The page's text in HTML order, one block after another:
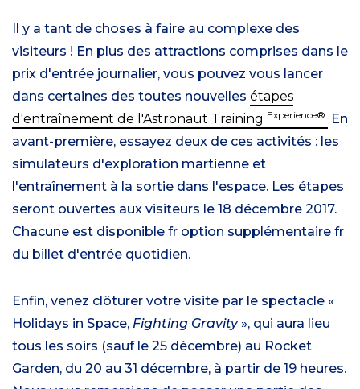
Il y a tant de choses à faire au complexe des
visiteurs ! En plus des attractions comprises dans le
prix d'entrée journalier, vous pouvez vous lancer
dans certaines des toutes nouvelles étapes
d'entraînement de l'Astronaut Training Experience®.
En
avant-première, essayez deux de ces activités : les
simulateurs d'exploration martienne et
l'entraînement à la sortie dans l'espace. Les étapes
seront ouvertes aux visiteurs le 18 décembre 2017.
Chacune est disponible fr option supplémentaire fr
du billet d'entrée quotidien.
Enfin, venez clôturer votre visite par le spectacle «
Holidays in Space, Fighting Gravity», qui aura lieu
tous les soirs (sauf le 25 décembre) au Rocket
Garden, du 20 au 31 décembre, à partir de 19 heures.